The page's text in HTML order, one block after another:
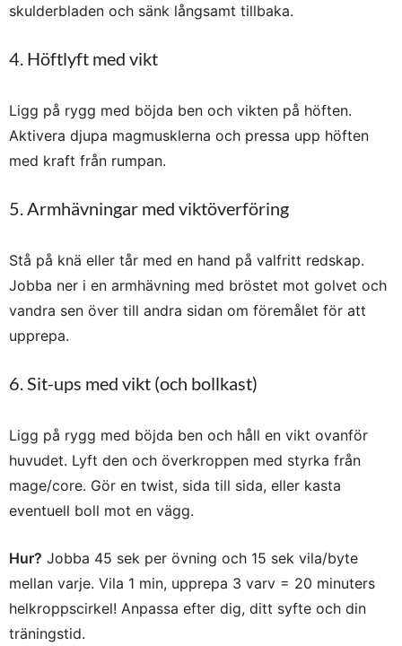
skulderbladen och sänk långsamt tillbaka.
4. Höftlyft med vikt
Ligg på rygg med böjda ben och vikten på höften.
Aktivera djupa magmusklerna och pressa upp höften
med kraft från rumpan.
5. Armhävningar med viktöverföring
Stå på knä eller tår med en hand på valfritt redskap.
Jobba ner i en armhävning med bröstet mot golvet och
vandra sen över till andra sidan om föremålet för att
upprepa.
6. Sit-ups med vikt (och bollkast)
Ligg på rygg med böjda ben och håll en vikt ovanför
huvudet. Lyft den och överkroppen med styrka från
mage/core. Gör en twist, sida till sida, eller kasta
eventuell boll mot en vägg.
Hur? Jobba 45 sek per övning och 15 sek vila/byte
mellan varje. Vila 1 min, upprepa 3 varv = 20 minuters
helkroppscirkel! Anpassa efter dig, ditt syfte och din
träningstid.